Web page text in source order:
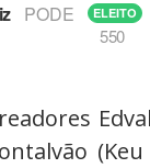
PODE ELEITO
550